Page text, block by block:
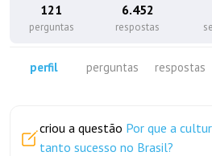
121
perguntas
6.452
respostas
perfil perguntas respostas
criou a questão Por que a
tanto sucesso no Brasil?